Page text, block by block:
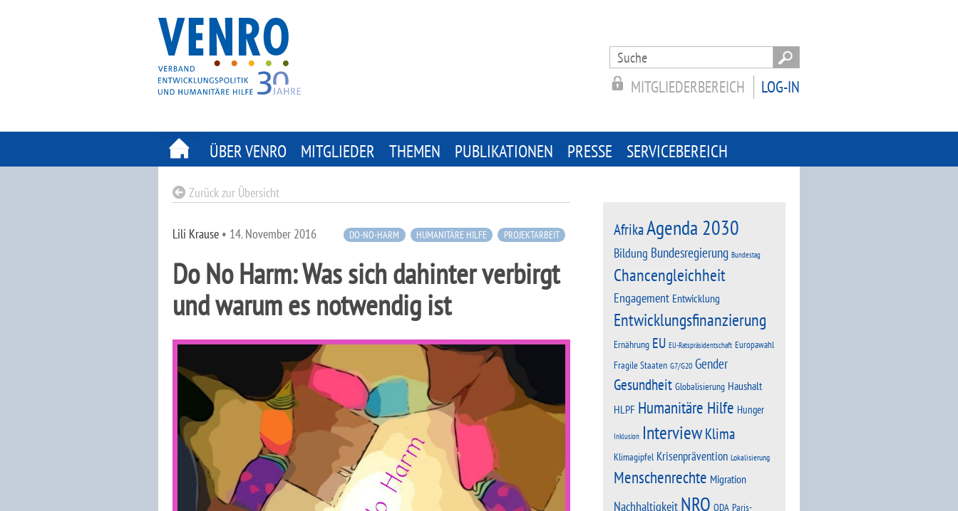
Search
for:
LOG-IN
MITGLIEDERBEREICH
ÜBER VENRO MITGLIEDER THEMEN PUBLIKATIONEN PRESSE SERVICEBEREICH
Zurück zur Übersicht
DO-NO-HARM HUMANITÄRE HILFE PROJEKTARBEIT
Lili Krause • 14. November 2016
Do No Harm: Was sich dahinter verbirgt
und warum es notwendig ist
AfrikaAgenda 2030
Bildung Bundesregierung Bundestag
Chancengleichheit
Engagement Entwicklung
Entwicklungsfinanzierung
Ernährung EU EU-Ratspräsidentschaft Europawahl
Fragile Staaten G7/G20 Gender
Gesundheit Globalisierung Haushalt
HLPF Humanitäre Hilfe Hunger
Inklusion Interview Klima
Klimagipfel Krisenprävention Lokalisierung
Menschenrechte Migration
Nachhaltigkeit NRO ODA Paris-